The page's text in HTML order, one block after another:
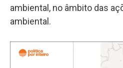
ambiental, no âmbito das
ambiental.